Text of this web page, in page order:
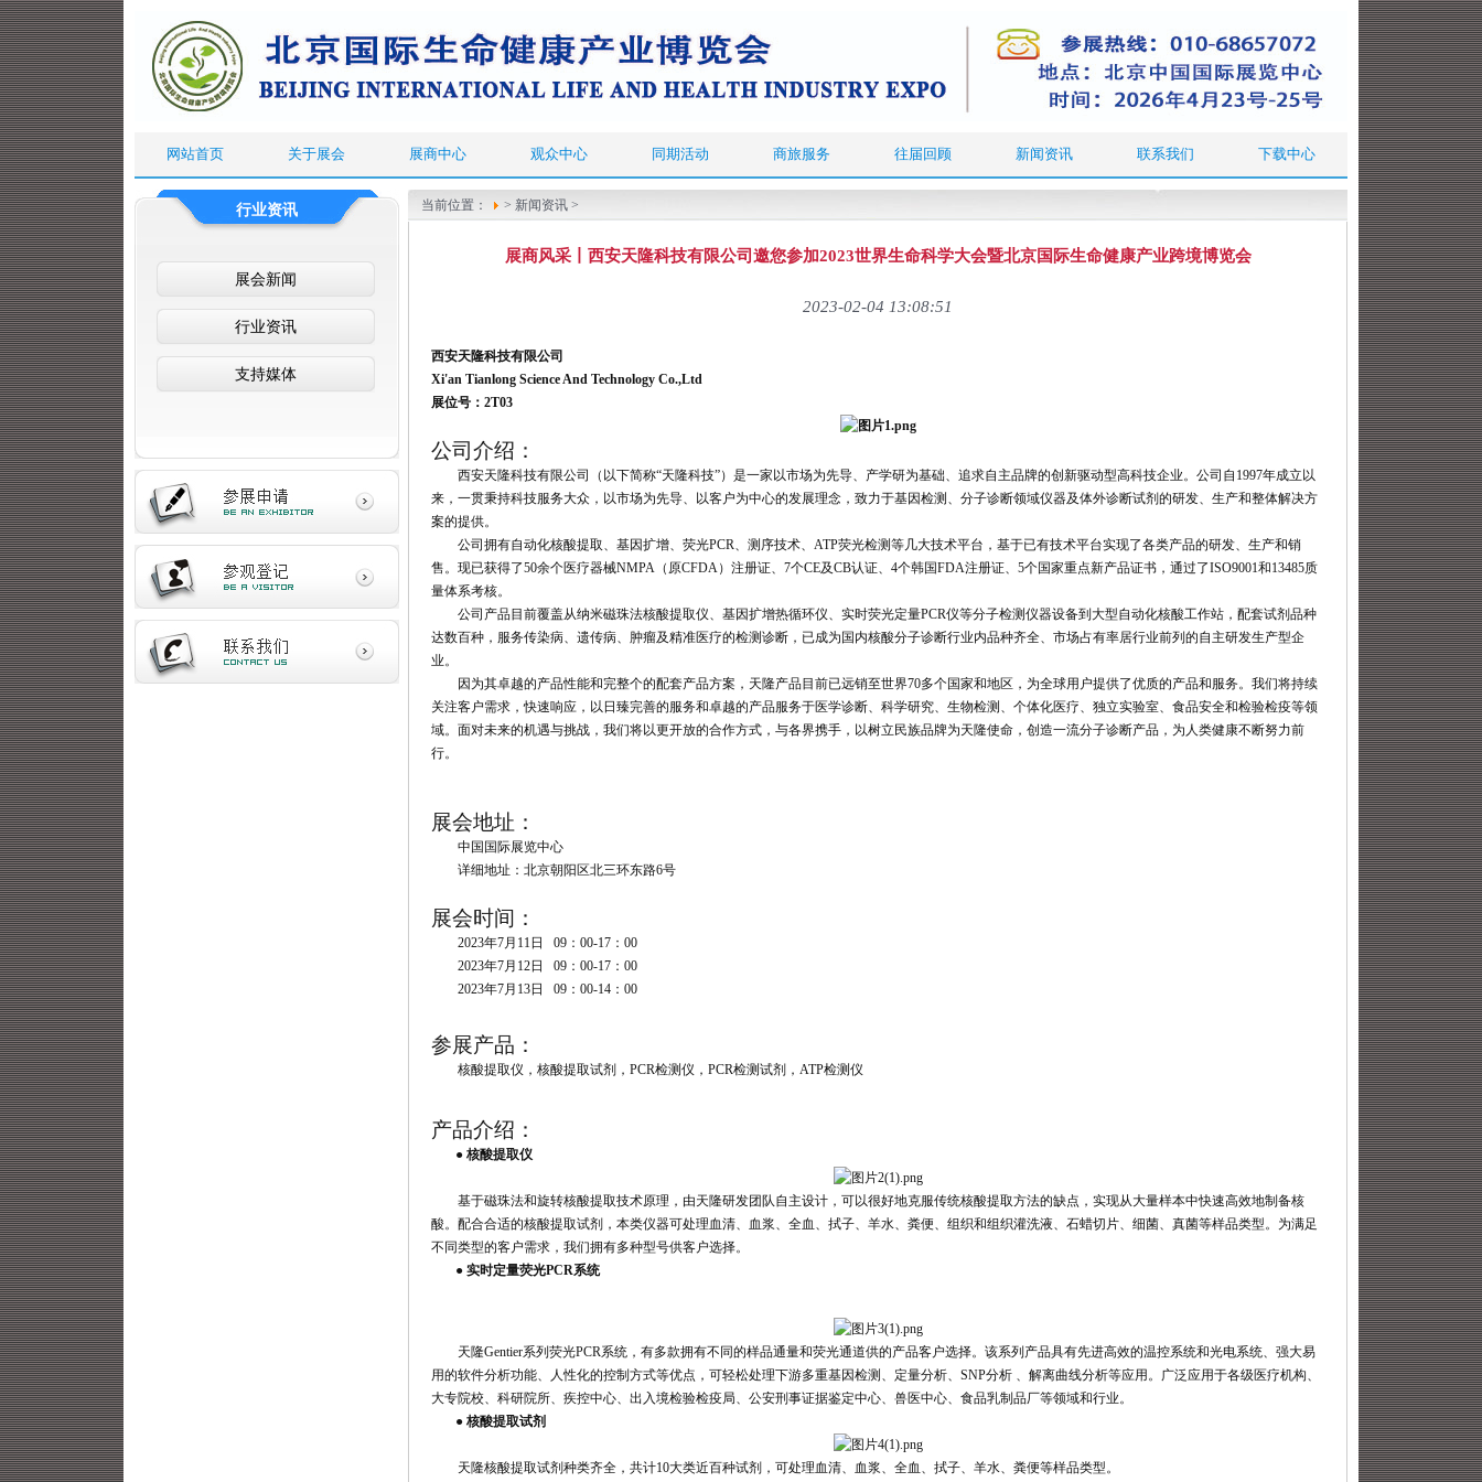
网站首页 关于展会 展商中心 观众中心 同期活动 商旅服务 往届回顾 新闻资讯 联系我们 下载中心
行业资讯
展会新闻
行业资讯
支持媒体
当前位置： > 新闻资讯 >
展商风采丨西安天隆科技有限公司邀您参加2023世界生命科学大会暨北京国际生命健康产业跨境博览会
2023-02-04 13:08:51
西安天隆科技有限公司
Xi'an Tianlong Science And Technology Co.,Ltd
展位号：2T03
公司介绍：
西安天隆科技有限公司（以下简称“天隆科技”）是一家以市场为先导、产学研为基础、追求自主品牌的创新驱动型高科技企业。公司自1997年成立以
来，一贯秉持科技服务大众，以市场为先导、以客户为中心的发展理念，致力于基因检测、分子诊断领域仪器及体外诊断试剂的研发、生产和整体解决方
案的提供。
公司拥有自动化核酸提取、基因扩增、荧光PCR、测序技术、ATP荧光检测等几大技术平台，基于已有技术平台实现了各类产品的研发、生产和销
售。现已获得了50余个医疗器械NMPA（原CFDA）注册证、7个CE及CB认证、4个韩国FDA注册证、5个国家重点新产品证书，通过了ISO9001和13485质
量体系考核。
公司产品目前覆盖从纳米磁珠法核酸提取仪、基因扩增热循环仪、实时荧光定量PCR仪等分子检测仪器设备到大型自动化核酸工作站，配套试剂品种
达数百种，服务传染病、遗传病、肿瘤及精准医疗的检测诊断，已成为国内核酸分子诊断行业内品种齐全、市场占有率居行业前列的自主研发生产型企
业。
因为其卓越的产品性能和完整个的配套产品方案，天隆产品目前已远销至世界70多个国家和地区，为全球用户提供了优质的产品和服务。我们将持续
关注客户需求，快速响应，以日臻完善的服务和卓越的产品服务于医学诊断、科学研究、生物检测、个体化医疗、独立实验室、食品安全和检验检疫等领
域。面对未来的机遇与挑战，我们将以更开放的合作方式，与各界携手，以树立民族品牌为天隆使命，创造一流分子诊断产品，为人类健康不断努力前
行。
展会地址：
中国国际展览中心
详细地址：北京朝阳区北三环东路6号
展会时间：
2023年7月11日 09：00-17：00
2023年7月12日 09：00-17：00
2023年7月13日 09：00-14：00
参展产品：
核酸提取仪，核酸提取试剂，PCR检测仪，PCR检测试剂，ATP检测仪
产品介绍：
● 核酸提取仪
基于磁珠法和旋转核酸提取技术原理，由天隆研发团队自主设计，可以很好地克服传统核酸提取方法的缺点，实现从大量样本中快速高效地制备核
酸。配合合适的核酸提取试剂，本类仪器可处理血清、血浆、全血、拭子、羊水、粪便、组织和组织灌洗液、石蜡切片、细菌、真菌等样品类型。为满足
不同类型的客户需求，我们拥有多种型号供客户选择。
● 实时定量荧光PCR系统
天隆Gentier系列荧光PCR系统，有多款拥有不同的样品通量和荧光通道供的产品客户选择。该系列产品具有先进高效的温控系统和光电系统、强大易
用的软件分析功能、人性化的控制方式等优点，可轻松处理下游多重基因检测、定量分析、SNP分析 、解离曲线分析等应用。广泛应用于各级医疗机构、
大专院校、科研院所、疾控中心、出入境检验检疫局、公安刑事证据鉴定中心、兽医中心、食品乳制品厂等领域和行业。
● 核酸提取试剂
天隆核酸提取试剂种类齐全，共计10大类近百种试剂，可处理血清、血浆、全血、拭子、羊水、粪便等样品类型。